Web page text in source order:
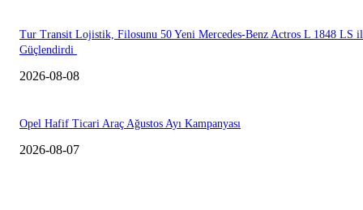
Tur Transit Lojistik, Filosunu 50 Yeni Mercedes-Benz Actros L 1848 LS
Güçlendirdi
2026-08-08
Opel Hafif Ticari Araç Ağustos Ayı Kampanyası
2026-08-07